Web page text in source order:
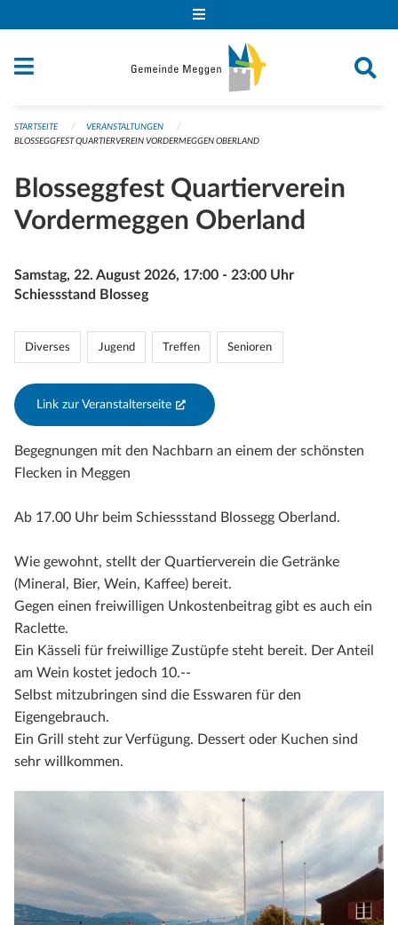
STARTSEITE
VERANSTALTUNGEN
BLOSSEGGFEST QUARTIERVEREIN VORDERMEGGEN OBERLAND
Blosseggfest Quartierverein
Vordermeggen Oberland
Samstag, 22. August 2026, 17:00 - 23:00 Uhr
Schiessstand Blosseg
Diverses Jugend Treffen Senioren
Link zur Veranstalterseite (External Link)
Begegnungen mit den Nachbarn an einem der schönsten
Flecken in Meggen
Ab 17.00 Uhr beim Schiessstand Blossegg Oberland.
Wie gewohnt, stellt der Quartierverein die Getränke
(Mineral, Bier, Wein, Kaffee) bereit.
Gegen einen freiwilligen Unkostenbeitrag gibt es auch ein
Raclette.
Ein Kässeli für freiwillige Zustüpfe steht bereit. Der Anteil
am Wein kostet jedoch 10.--
Selbst mitzubringen sind die Esswaren für den
Eigengebrauch.
Ein Grill steht zur Verfügung. Dessert oder Kuchen sind
sehr willkommen.